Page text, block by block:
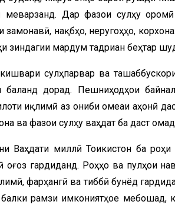
Дар фазои сулҳу
нақбҳо, неругоҳҳо,
зиндагии мардум тадриҷан беҳтар
сулҳпарвар ва
дорад. Пешниҳодҳои
иқлимӣ аз ҷониби ҷомеаи ҷаҳонӣ
ва фазои сулҳу ваҳдат ба даст
Ваҳдати миллӣ Тоҷикистон ба
гардиданд. Роҳҳо ва пулҳои
фарҳангӣ ва тиббӣ бунёд
рамзи имкониятҳое мебошад,